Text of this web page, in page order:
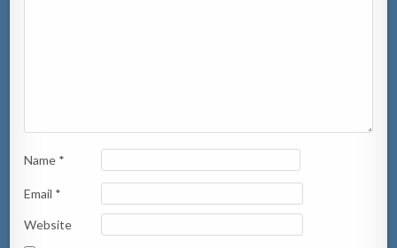
Name *
Email *
Website